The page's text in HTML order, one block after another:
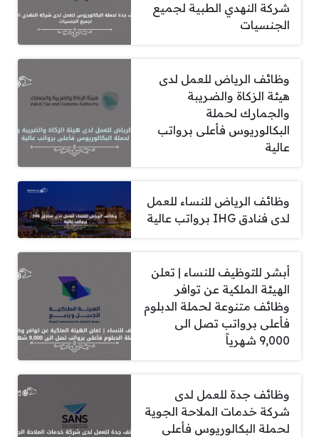
شركة النهدي الطبية لجميع
الجنسيات
وظائف الرياض للعمل لدى
هيئة الزكاة والضريبة
والجمارك لحملة
البكالوريوس فأعلى برواتب
عالية
وظائف الرياض للنساء للعمل
لدى فنادق IHG برواتب عالية
أبشر للتوظيف للنساء | تعلن
الهيئة الملكية عن توافر
وظائف متنوعة لحملة الدبلوم
فأعلى برواتب تصل الى
9,000 شهرياً
وظائف جدة للعمل لدى
شركة خدمات الملاحة الجوية
لحملة البكالوريوس فأعلى